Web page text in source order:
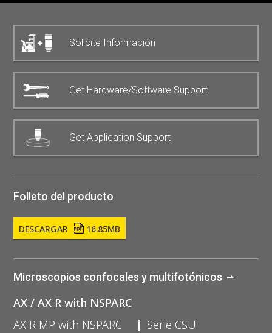
Solicite Información
Get Hardware/Software Support
Get Application Support
Folleto del producto
DESCARGAR 16.85MB
Microscopios confocales y multifotónicos
AX / AX R with NSPARC
AX R MP with NSPARC
Serie CSU